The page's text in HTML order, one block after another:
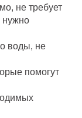
не требует
нужно
воды, не
помогут